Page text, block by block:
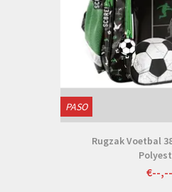
PASO
Rugzak Voetbal
€--,--